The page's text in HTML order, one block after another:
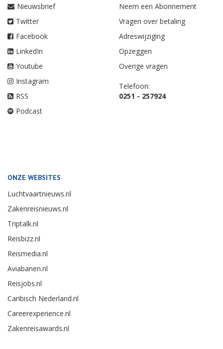
Nieuwsbrief
Twitter
Facebook
LinkedIn
Youtube
Instagram
RSS
Podcast
Neem een Abonnement
Vragen over betaling
Adreswijziging
Opzeggen
Overige vragen
Telefoon:
0251 - 257924
ONZE WEBSITES
Luchtvaartnieuws.nl
Zakenreisnieuws.nl
Triptalk.nl
Reisbizz.nl
Reismedia.nl
Aviabanen.nl
Reisjobs.nl
Caribisch Nederland.nl
Careerexperience.nl
Zakenreisawards.nl